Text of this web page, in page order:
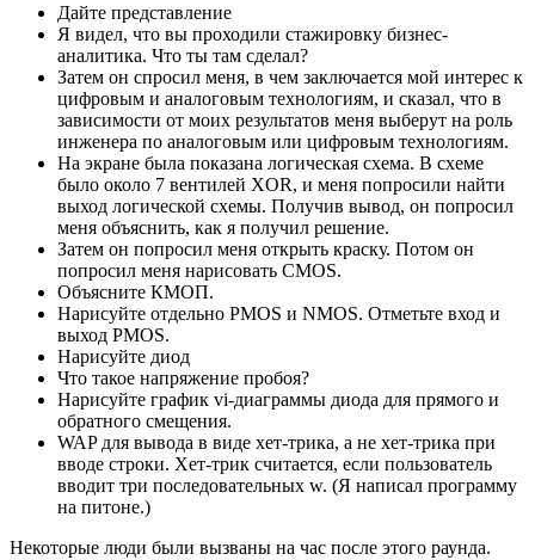
Дайте представление
Я видел, что вы проходили стажировку бизнес-
аналитика. Что ты там сделал?
Затем он спросил меня, в чем заключается мой интерес к
цифровым и аналоговым технологиям, и сказал, что в
зависимости от моих результатов меня выберут на роль
инженера по аналоговым или цифровым технологиям.
На экране была показана логическая схема. В схеме
было около 7 вентилей XOR, и меня попросили найти
выход логической схемы. Получив вывод, он попросил
меня объяснить, как я получил решение.
Затем он попросил меня открыть краску. Потом он
попросил меня нарисовать CMOS.
Объясните КМОП.
Нарисуйте отдельно PMOS и NMOS. Отметьте вход и
выход PMOS.
Нарисуйте диод
Что такое напряжение пробоя?
Нарисуйте график vi-диаграммы диода для прямого и
обратного смещения.
WAP для вывода в виде хет-трика, а не хет-трика при
вводе строки. Хет-трик считается, если пользователь
вводит три последовательных w. (Я написал программу
на питоне.)
Некоторые люди были вызваны на час после этого раунда.